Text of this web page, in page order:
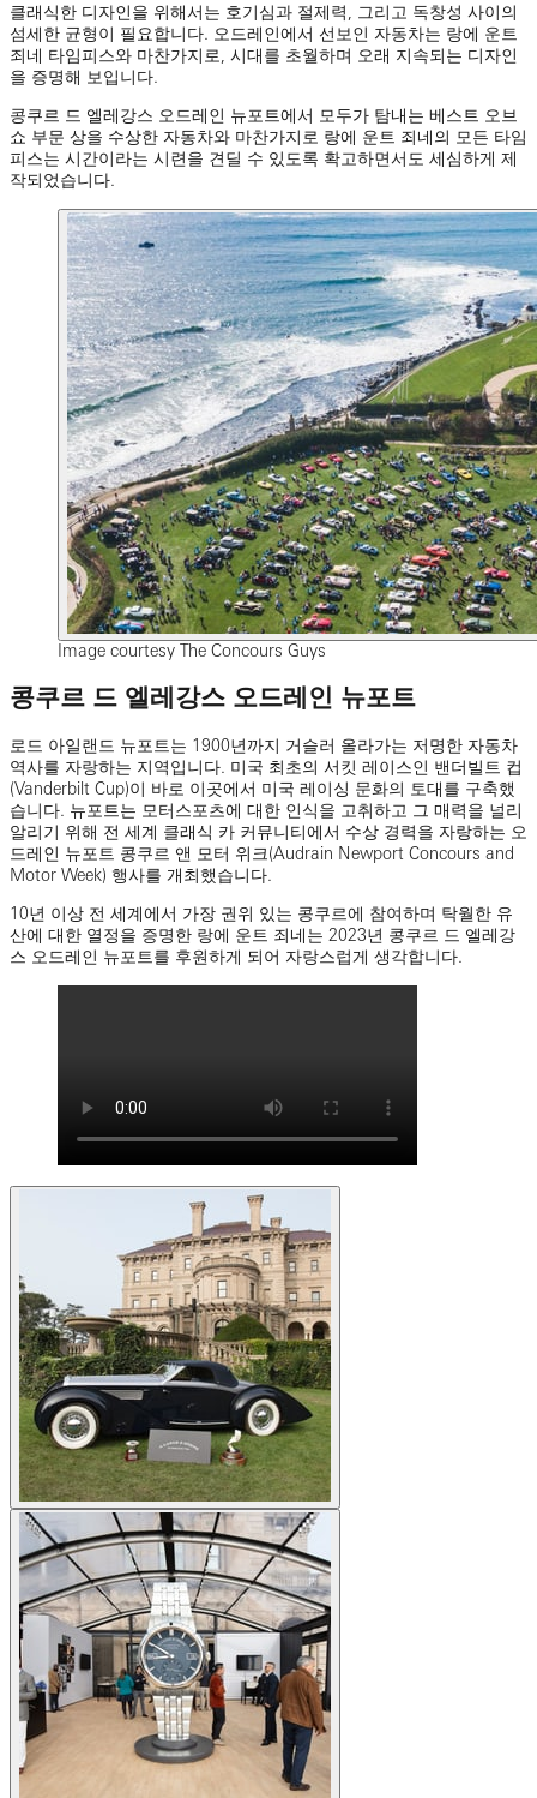
클래식한 디자인을 위해서는 호기심과 절제력, 그리고 독창성 사이의
섬세한 균형이 필요합니다. 오드레인에서 선보인 자동차는 랑에 운트
죄네 타임피스와 마찬가지로, 시대를 초월하며 오래 지속되는 디자인
을 증명해 보입니다.
콩쿠르 드 엘레강스 오드레인 뉴포트에서 모두가 탐내는 베스트 오브
쇼 부문 상을 수상한 자동차와 마찬가지로 랑에 운트 죄네의 모든 타임
피스는 시간이라는 시련을 견딜 수 있도록 확고하면서도 세심하게 제
작되었습니다.
Image courtesy The Concours Guys
콩쿠르 드 엘레강스 오드레인 뉴포트
로드 아일랜드 뉴포트는 1900년까지 거슬러 올라가는 저명한 자동차
역사를 자랑하는 지역입니다. 미국 최초의 서킷 레이스인 밴더빌트 컵
(Vanderbilt Cup)이 바로 이곳에서 미국 레이싱 문화의 토대를 구축했
습니다. 뉴포트는 모터스포츠에 대한 인식을 고취하고 그 매력을 널리
알리기 위해 전 세계 클래식 카 커뮤니티에서 수상 경력을 자랑하는 오
드레인 뉴포트 콩쿠르 앤 모터 위크(Audrain Newport Concours and
Motor Week) 행사를 개최했습니다.
10년 이상 전 세계에서 가장 권위 있는 콩쿠르에 참여하며 탁월한 유
산에 대한 열정을 증명한 랑에 운트 죄네는 2023년 콩쿠르 드 엘레강
스 오드레인 뉴포트를 후원하게 되어 자랑스럽게 생각합니다.